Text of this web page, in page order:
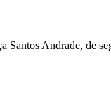
Andrade, de